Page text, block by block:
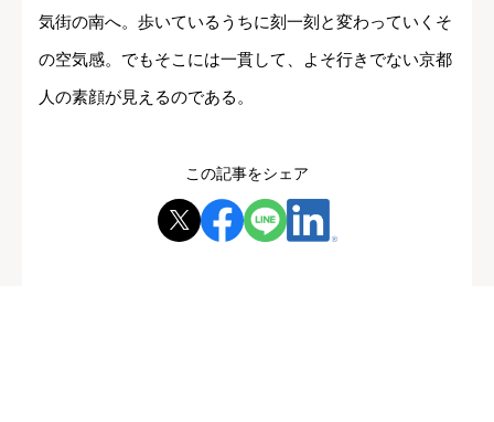
気街の南へ。歩いているうちに刻一刻と変わっていくそ
の空気感。でもそこには一貫して、よそ行きでない京都
人の素顔が見えるのである。
この記事をシェア